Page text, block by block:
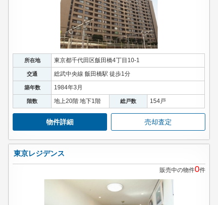
所在地 東京都千代田区飯田橋4丁目10-1
交通 総武中央線 飯田橋駅 徒歩1分
築年数 1984年3月
階数 地上20階 地下1階 総戸数 154戸
物件詳細 売却査定
東京レジデンス
販売中の物件0件